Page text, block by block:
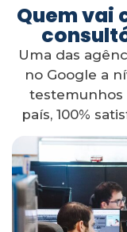
Quem vai
Uma das
no Google a
testemunhos
país, 100%